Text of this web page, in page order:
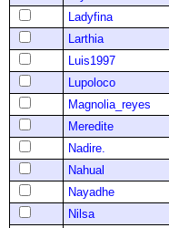
Ladyfina
Larthia
Luis1997
Lupoloco
Magnolia_reyes
Meredite
Nadire.
Nahual
Nayadhe
Nilsa